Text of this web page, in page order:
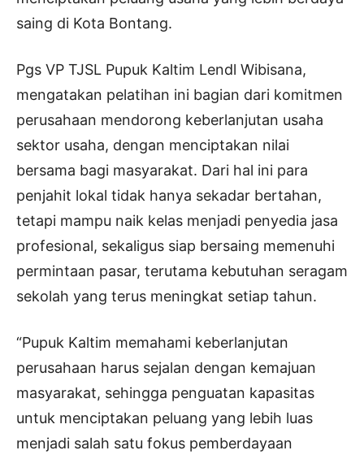
saing di Kota Bontang.
Pgs VP TJSL Pupuk Kaltim Lendl Wibisana,
mengatakan pelatihan ini bagian dari komitmen
perusahaan mendorong keberlanjutan usaha
sektor usaha, dengan menciptakan nilai
bersama bagi masyarakat. Dari hal ini para
penjahit lokal tidak hanya sekadar bertahan,
tetapi mampu naik kelas menjadi penyedia jasa
profesional, sekaligus siap bersaing memenuhi
permintaan pasar, terutama kebutuhan seragam
sekolah yang terus meningkat setiap tahun.
“Pupuk Kaltim memahami keberlanjutan
perusahaan harus sejalan dengan kemajuan
masyarakat, sehingga penguatan kapasitas
untuk menciptakan peluang yang lebih luas
menjadi salah satu fokus pemberdayaan